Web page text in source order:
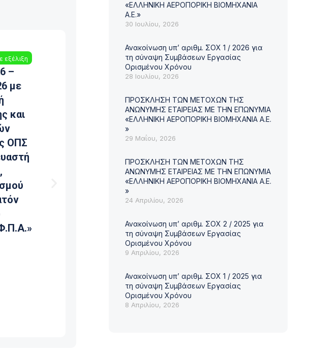
εξέλιξη
–
με
και
ΟΠΣ
ΠΡΟΚΗΡΎΞΕΙΣ - ΔΙΑΓΩΝΙΣΜΟΊ σε εξέλιξη
ΑΝΑΝΕΩΣΗ – 31/07/2026 –
ΠΡΟΣΦΟΡΑΣ ΠΡΟΜΗΘΕΙΑ ΚΑΙ
ΕΓΚΑΤΑΣΤΑΣΗ ΣΥΣΤΗΜΑΤΩΝ
ΕΣΩΤΕΡΙΚΗΣ ΣΚΙΑΣΗΣ ΤΥΠΟΥ
ROMAN ΓΙΑ ΤΙΣ ΑΝΑΓΚΕΣ ΤΗΣ
ΕΑΒ Α.Ε.
31 Ιουλίου, 2026
«ΕΛΛΗΝΙΚΗ ΑΕΡΟΠΟΡΙΚΗ ΒΙΟΜΗΧΑΝΙΑ
Α.Ε.»
30 Ιουλίου, 2026
Ανακοίνωση υπ’ αριθμ. ΣΟΧ 1 / 2026 για
τη σύναψη Συμβάσεων Εργασίας
Ορισμένου Χρόνου
28 Ιουλίου, 2026
ΠΡΟΣΚΛΗΣΗ ΤΩΝ ΜΕΤΟΧΩΝ ΤΗΣ
ΑΝΩΝΥΜΗΣ ΕΤΑΙΡΕΙΑΣ ΜΕ ΤΗΝ ΕΠΩΝΥΜΙΑ
«ΕΛΛΗΝΙΚΗ ΑΕΡΟΠΟΡΙΚΗ ΒΙΟΜΗΧΑΝΙΑ Α.Ε.
»
29 Μαΐου, 2026
ΠΡΟΣΚΛΗΣΗ ΤΩΝ ΜΕΤΟΧΩΝ ΤΗΣ
ΑΝΩΝΥΜΗΣ ΕΤΑΙΡΕΙΑΣ ΜΕ ΤΗΝ ΕΠΩΝΥΜΙΑ
«ΕΛΛΗΝΙΚΗ ΑΕΡΟΠΟΡΙΚΗ ΒΙΟΜΗΧΑΝΙΑ Α.Ε.
»
24 Απριλίου, 2026
Ανακοίνωση υπ’ αριθμ. ΣΟΧ 2 / 2025 για
τη σύναψη Συμβάσεων Εργασίας
Ορισμένου Χρόνου
9 Απριλίου, 2026
Ανακοίνωση υπ’ αριθμ. ΣΟΧ 1 / 2025 για
τη σύναψη Συμβάσεων Εργασίας
Ορισμένου Χρόνου
8 Απριλίου, 2026